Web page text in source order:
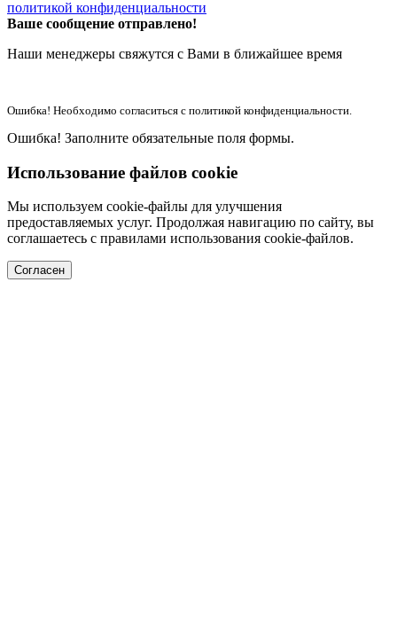
политикой конфиденциальности
Ваше сообщение отправлено!
Наши менеджеры свяжутся с Вами в ближайшее время
Ошибка! Необходимо согласиться с политикой конфиденциальности.
Ошибка! Заполните обязательные поля формы.
Использование файлов cookie
Мы используем cookie-файлы для улучшения
предоставляемых услуг. Продолжая навигацию по сайту, вы
соглашаетесь с правилами использования cookie-файлов.
Согласен